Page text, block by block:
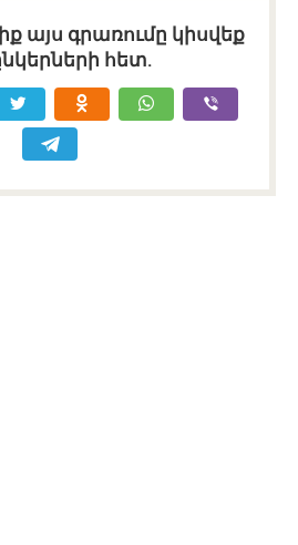
այս գրառումը կիսվեք
հետ.